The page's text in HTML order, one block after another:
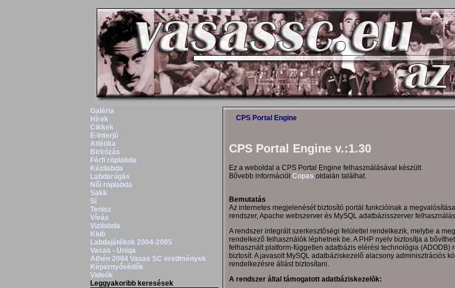
Galéria
Hírek
Cikkek
E-Interjú
Atlétika
Birkózás
Férfi röplabda
Kézilabda
Labdarúgás
Női röplabda
Sakk
Sí
Tenisz
Vívás
Vizilabda
Klub
Labdajátékok 2004-2005
Vasas - Uniqa
Athén 2004 Vasas SC eredmények
Képernyővédők
Videók
Leggyakoribb keresések
CPS Portal Engine
CPS Portal Engine v.:1.30
Ez a weboldal a CPS Portal Engine felhasználásával készült.
Bővebb információt Copas oldalán találhat.
Bemutatás
Az internetes megjelenését biztosító portál funkcióinak a
rendszer, Apache webszerver és MySQL adatbázisszerver
A rendszer integrált szerkesztõségi felülettel rendelkezik, melybe a
rendelkezõ felhasználók léphetnek be. A PHP nyelv biztosítja a
felhasznált platform-független adatbázis elérési technológia (ADODB)
biztosít. A javasolt MySQL adatbáziskezelõ alacsony adminisztrációs
rendelkezésre állást biztosítani.
A rendszer által támogatott adatbáziskezelõk: